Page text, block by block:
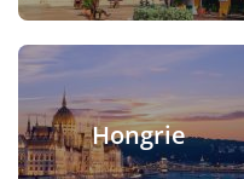
Hongrie